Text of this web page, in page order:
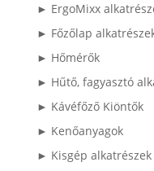
► ErgoMixx
► Főzőlap
► Hőmérők
► Hűtő, fagyasztó
► Kávéfőző Kiöntők
► Kenőanyagok
► Kisgép alkatrészek